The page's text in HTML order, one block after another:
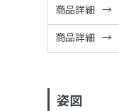
商品詳細
商品詳細
姿図